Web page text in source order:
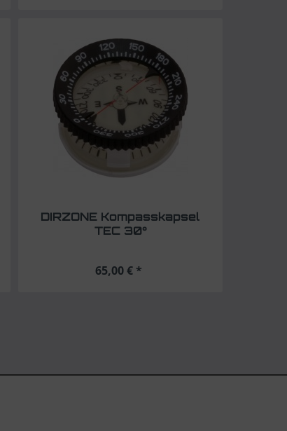
DIRZONE Kompasskapsel
TEC 30°
65,00 € *